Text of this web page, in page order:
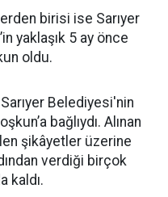
birisi ise Sarıyer
yaklaşık 5 ay önce
oldu.
Belediyesi'nin
bağlıydı. Alınan
şikâyetler üzerine
verdiği birçok
kaldı.